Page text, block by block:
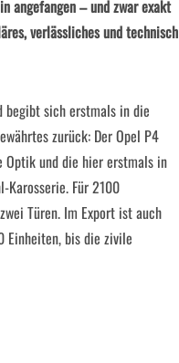
angefangen – und zwar exakt
verlässliches und technisch
begibt sich erstmals in die
zurück: Der Opel P4
Optik und die hier erstmals in
Karosserie. Für 2100
Türen. Im Export ist auch
Einheiten, bis die zivile